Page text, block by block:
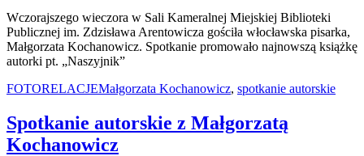
Wczorajszego wieczora w Sali Kameralnej Miejskiej Biblioteki
Publicznej im. Zdzisława Arentowicza gościła włocławska pisarka,
Małgorzata Kochanowicz. Spotkanie promowało najnowszą książkę
autorki pt. „Naszyjnik”
FOTORELACJEMałgorzata Kochanowicz, spotkanie autorskie
Spotkanie autorskie z Małgorzatą
Kochanowicz